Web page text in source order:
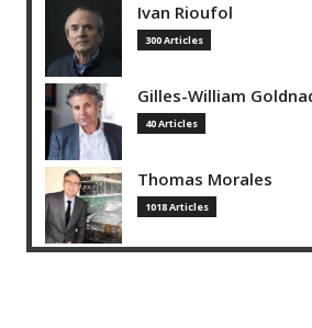
Ivan Rioufol
300 Articles
Gilles-William
40 Articles
Thomas Morales
1018 Articles